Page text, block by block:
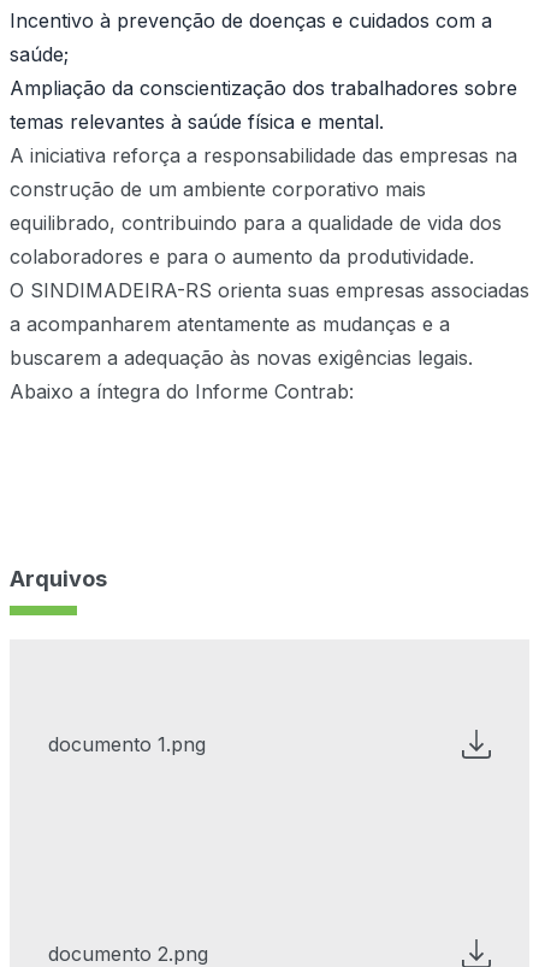
Incentivo à prevenção de doenças e cuidados com a
saúde;
Ampliação da conscientização dos trabalhadores sobre
temas relevantes à saúde física e mental.
A iniciativa reforça a responsabilidade das empresas na
construção de um ambiente corporativo mais
equilibrado, contribuindo para a qualidade de vida dos
colaboradores e para o aumento da produtividade.
O SINDIMADEIRA-RS orienta suas empresas associadas
a acompanharem atentamente as mudanças e a
buscarem a adequação às novas exigências legais.
Abaixo a íntegra do Informe Contrab:
Arquivos
documento 1.png
documento 2.png